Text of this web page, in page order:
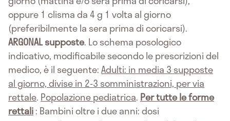
oppure 1 clisma da 4 g 1 volta al giorno
(preferibilmente la sera prima di coricarsi).
ARGONAL supposte. Lo schema posologico
indicativo, modificabile secondo le prescrizioni del
medico, è il seguente:Adulti: in media 3 supposte
al giorno, divise in 2-3 somministrazioni, per via
rettale. Popolazione pediatrica. Per tutte le forme
rettali: Bambini oltre i due anni: dosi